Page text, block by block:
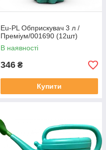
Eu-PL Обприскувач 3 л /
Преміум/001690 (12шт)
В наявності
346 ₴
Купити